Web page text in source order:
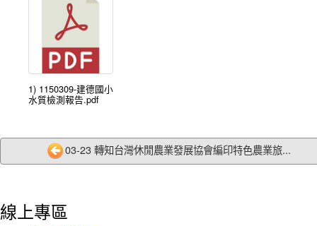
1) 1150309-建德國小
水質檢測報告.pdf
03-23 轉知台灣休閒農業發展協會編印特色農業旅...
線上專區